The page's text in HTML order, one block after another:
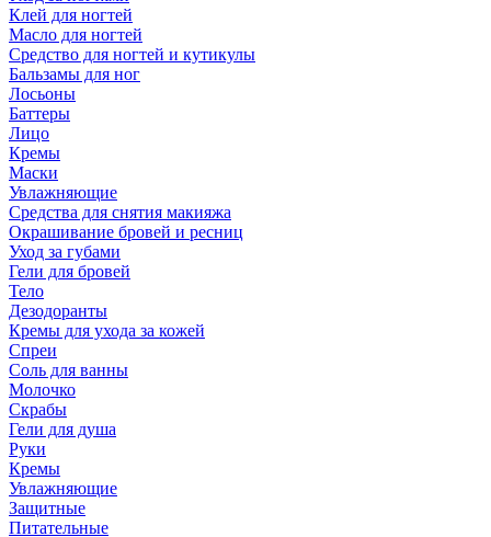
Клей для ногтей
Масло для ногтей
Средство для ногтей и кутикулы
Бальзамы для ног
Лосьоны
Баттеры
Лицо
Кремы
Маски
Увлажняющие
Средства для снятия макияжа
Окрашивание бровей и ресниц
Уход за губами
Гели для бровей
Тело
Дезодоранты
Кремы для ухода за кожей
Спреи
Соль для ванны
Молочко
Скрабы
Гели для душа
Руки
Кремы
Увлажняющие
Защитные
Питательные